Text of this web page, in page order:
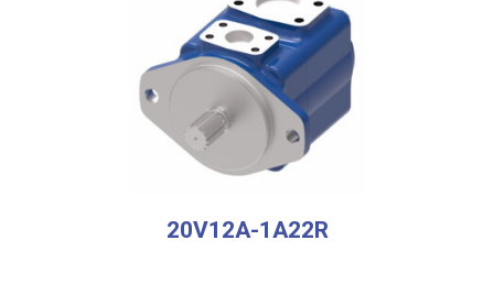
20V12A-1A22R